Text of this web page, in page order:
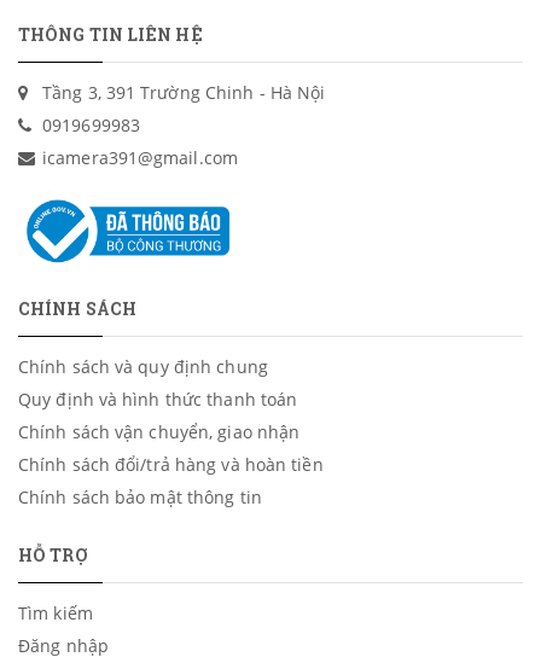
THÔNG TIN LIÊN HỆ
Tầng 3, 391 Trường Chinh - Hà Nội
0919699983
icamera391@gmail.com
CHÍNH SÁCH
Chính sách và quy định chung
Quy định và hình thức thanh toán
Chính sách vận chuyển, giao nhận
Chính sách đổi/trả hàng và hoàn tiền
Chính sách bảo mật thông tin
HỖ TRỢ
Tìm kiếm
Đăng nhập